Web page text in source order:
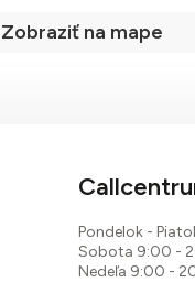
Zobraziť na mape
Pondelok -
Sobota 9:00 -
Nedeľa 9:00 -